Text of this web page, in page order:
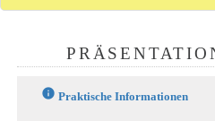
info Praktische Informationen